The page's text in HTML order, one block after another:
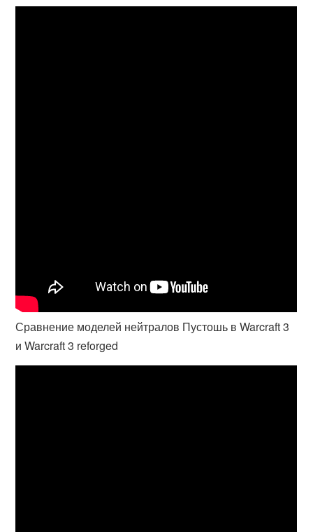
Сравнение моделей нейтралов Пустошь в Warcraft 3
и Warcraft 3 reforged